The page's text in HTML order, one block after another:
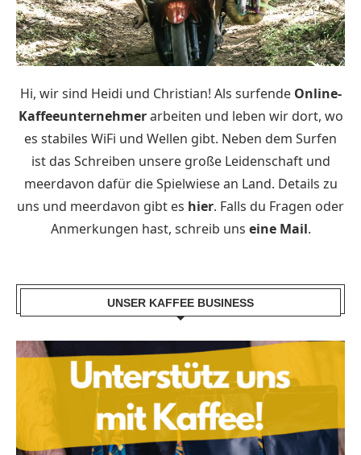
Hi, wir sind Heidi und Christian! Als surfende Online-
Kaffeeunternehmerarbeiten und leben wir dort, wo
es stabiles WiFi und Wellen gibt. Neben dem Surfen
ist das Schreiben unsere große Leidenschaft und
meerdavon dafür die Spielwiese an Land. Details zu
uns und meerdavon gibt es hier. Falls du Fragen oder
Anmerkungen hast, schreib uns eine Mail.
UNSER KAFFEE BUSINESS